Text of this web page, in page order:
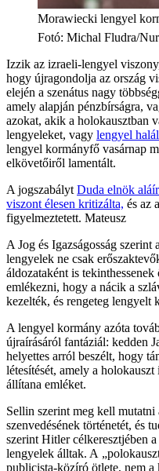
Morawiecki lengyel
Fotó: Michal Fludra/
Izzik az izraeli-lengyel
hogy újragondolja az ország
elején a szenátus nagy
amely alapján pénzbírságra,
azokat, akik a holokausztban
lengyeleket, vagy lengyel
lengyel kormányfő vasárnap
elkövetőiről lamentált.
A jogszabályt Duda elnök
viszont élesen kritizálta, és az
figyelmeztetett. Mateusz
A Jog és Igazságosság
lengyelek ne csak
áldozataként is
emlékezni, hogy a nácik a
kezelték, és rengeteg lengyelt
A lengyel kormány azóta
újraírásáról fantáziál: kedden
helyettes arról beszélt, hogy
létesítését, amely a
állítana emléket.
Sellin szerint meg kell
szenvedésének történetét, és
szerint Hitler célkeresztjében
lengyelek álltak. A
publicista-közíró ötlete, nem